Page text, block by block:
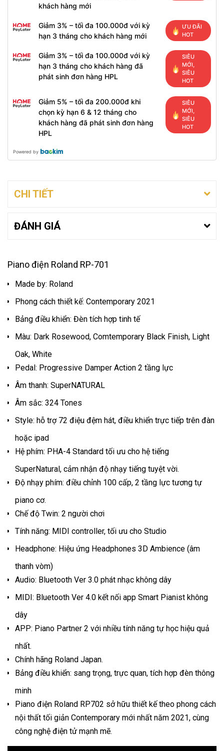
khách hàng mới
Giảm 3% – tối đa 100.000đ với kỳ
hạn 3 tháng cho khách hàng mới
ƯU ĐÃI
HOT
Giảm 3% – tối đa 100.000đ với kỳ
hạn 3 tháng cho khách hàng đã
phát sinh đơn hàng HPL
SIÊU
MỚI,
SIÊU
HOT
Giảm 5% – tối đa 200.000đ khi
chọn kỳ hạn 6 & 12 tháng cho
khách hàng đã phát sinh đơn hàng
HPL
SIÊU
MỚI,
SIÊU
HOT
Powered by
CHI TIẾT
ĐÁNH GIÁ
Piano điện Roland RP-701
Made by: Roland
Phong cách thiết kế: Contemporary 2021
Bảng điều khiển: Đèn tích hợp tinh tế
Màu: Dark Rosewood, Comtemporary Black Finish, Light
Oak, White
Pedal: Progressive Damper Action 2 tầng lực
Âm thanh: SuperNATURAL
Âm sắc: 324 Tones
Style: hỗ trợ 72 điệu đệm hát, điều khiển trực tiếp trên đàn
hoặc ipad
Hệ phím: PHA-4 Standard tối ưu cho hệ tiếng
SuperNatural, cảm nhận độ nhạy tiếng tuyệt vời.
Độ nhạy phím: điều chỉnh 100 cấp, 2 tầng lực tương tự
piano cơ.
Chế độ Twin: 2 người chơi
Tính năng: MIDI controller, tối ưu cho Studio
Headphone: Hiệu ứng Headphones 3D Ambience (âm
thanh vòm)
Audio: Bluetooth Ver 3.0 phát nhạc không dây
MIDI: Bluetooth Ver 4.0 kết nối app Smart Pianist không
dây
APP: Piano Partner 2 với nhiều tính năng tự học hiệu quả
nhất.
Chính hãng Roland Japan.
Bảng điều khiển: sang trọng, trực quan, tích hợp đèn thông
minh
Piano điện Roland RP702 sở hữu thiết kế theo phong cách
nội thất tối giản Contemporary mới nhất năm 2021, cùng
công nghệ điện tử mạnh mẽ.